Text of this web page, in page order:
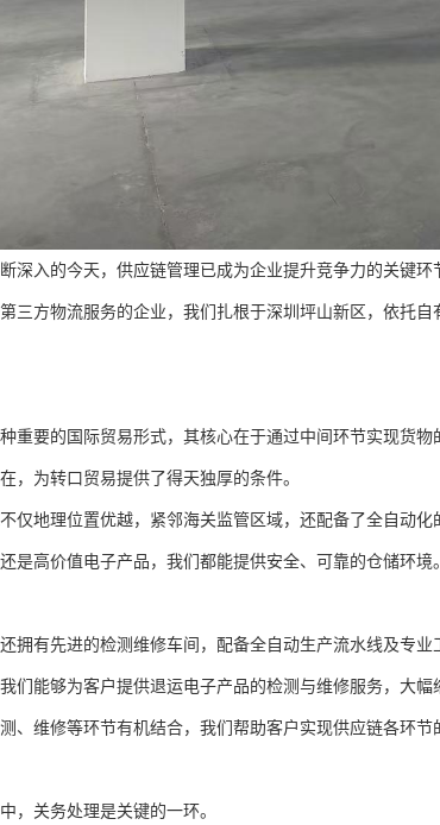
深入的今天，供应链管理已成为企业提升竞争力的关键环
三方物流服务的企业，我们扎根于深圳坪山新区，依托
重要的国际贸易形式，其核心在于通过中间环节实现货物
，为转口贸易提供了得天独厚的条件。
仅地理位置优越，紧邻海关监管区域，还配备了全自动
是高价值电子产品，我们都能提供安全、可靠的仓储环境。
拥有先进的检测维修车间，配备全自动生产流水线及专业
们能够为客户提供退运电子产品的检测与维修服务，大幅
、维修等环节有机结合，我们帮助客户实现供应链各环节
，关务处理是关键的一环。